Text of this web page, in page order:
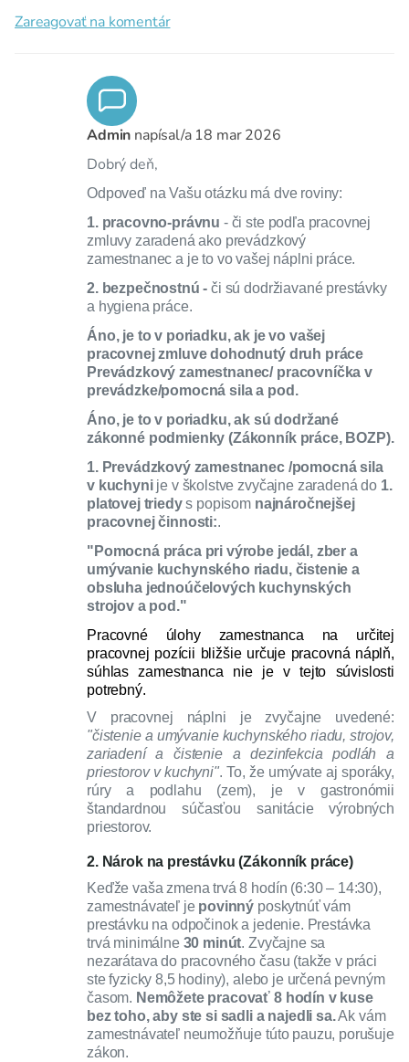
Zareagovať na komentár
Admin napísal/a 18 mar 2026
Dobrý deň,
Odpoveď na Vašu otázku má dve roviny:
1. pracovno-právnu - či ste podľa pracovnej
zmluvy zaradená ako prevádzkový
zamestnanec a je to vo vašej náplni práce.
2. bezpečnostnú -či sú dodržiavané prestávky
a hygiena práce.
Áno, je to v poriadku, ak je vo vašej
pracovnej zmluve dohodnutý druh práce
Prevádzkový zamestnanec/ pracovníčka v
prevádzke/pomocná sila a pod.
Áno, je to v poriadku, ak sú dodržané
zákonné podmienky (Zákonník práce, BOZP).
1. Prevádzkový zamestnanec /pomocná sila
v kuchyni je v školstve zvyčajne zaradená do 1.
platovej triedys popisom najnáročnejšej
pracovnej činnosti:.
"Pomocná práca pri výrobe jedál, zber a
umývanie kuchynského riadu, čistenie a
obsluha jednoúčelových kuchynských
strojov a pod."
Pracovné úlohy zamestnanca na určitej
pracovnej pozícii bližšie určuje pracovná náplň,
súhlas zamestnanca nie je v tejto súvislosti
potrebný.
V pracovnej náplni je zvyčajne uvedené:
"čistenie a umývanie kuchynského riadu, strojov,
zariadení a čistenie a dezinfekcia podláh a
priestorov v kuchyni". To, že umývate aj sporáky,
rúry a podlahu (zem), je v gastronómii
štandardnou súčasťou sanitácie výrobných
priestorov.
2. Nárok na prestávku (Zákonník práce)
Keďže vaša zmena trvá 8 hodín (6:30 – 14:30),
zamestnávateľ je povinný poskytnúť vám
prestávku na odpočinok a jedenie. Prestávka
trvá minimálne 30 minút. Zvyčajne sa
nezarátava do pracovného času (takže v práci
ste fyzicky 8,5 hodiny), alebo je určená pevným
časom. Nemôžete pracovať 8 hodín v kuse
bez toho, aby ste si sadli a najedli sa.Ak vám
zamestnávateľ neumožňuje túto pauzu, porušuje
zákon.